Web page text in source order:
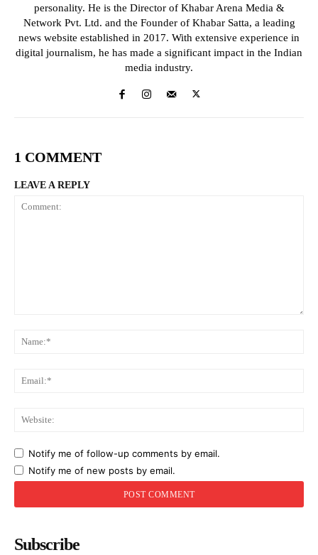
personality. He is the Director of Khabar Arena Media &
Network Pvt. Ltd. and the Founder of Khabar Satta, a leading
news website established in 2017. With extensive experience in
digital journalism, he has made a significant impact in the Indian
media industry.
1 COMMENT
LEAVE A REPLY
Notify me of follow-up comments by email.
Notify me of new posts by email.
Subscribe